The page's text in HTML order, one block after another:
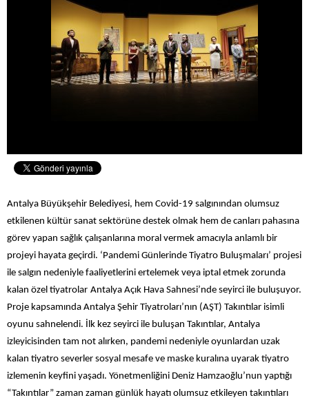
Antalya Büyükşehir Belediyesi, hem Covid-19 salgınından olumsuz
etkilenen kültür sanat sektörüne destek olmak hem de canları pahasına
görev yapan sağlık çalışanlarına moral vermek amacıyla anlamlı bir
projeyi hayata geçirdi. ‘Pandemi Günlerinde Tiyatro Buluşmaları’ projesi
ile salgın nedeniyle faaliyetlerini ertelemek veya iptal etmek zorunda
kalan özel tiyatrolar Antalya Açık Hava Sahnesi’nde seyirci ile buluşuyor.
Proje kapsamında Antalya Şehir Tiyatroları’nın (AŞT) Takıntılar isimli
oyunu sahnelendi. İlk kez seyirci ile buluşan Takıntılar, Antalya
izleyicisinden tam not alırken, pandemi nedeniyle oyunlardan uzak
kalan tiyatro severler sosyal mesafe ve maske kuralına uyarak tiyatro
izlemenin keyfini yaşadı. Yönetmenliğini Deniz Hamzaoğlu’nun yaptığı
“Takıntılar” zaman zaman günlük hayatı olumsuz etkileyen takıntıları